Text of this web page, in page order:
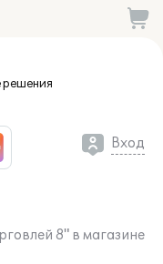
решения
Вход
8" в магазине